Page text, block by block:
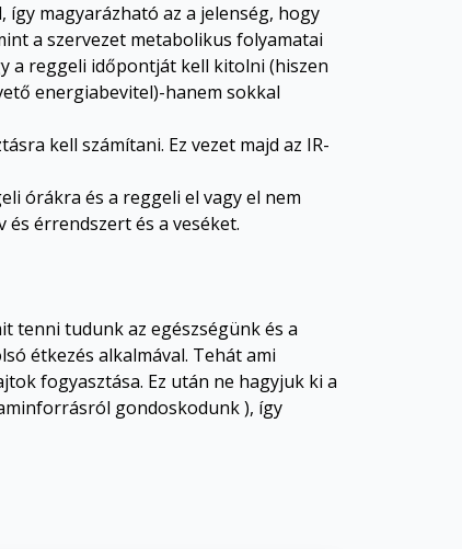
magyarázható az a jelenség, hogy
a szervezet metabolikus folyamatai
a reggeli időpontját kell kitolni (hiszen
energiabevitel)-hanem sokkal
kell számítani. Ez vezet majd az IR-
órákra és a reggeli el vagy el nem
érrendszert és a veséket.
tenni tudunk az egészségünk és a
étkezés alkalmával. Tehát ami
fogyasztása. Ez után ne hagyjuk ki a
gondoskodunk ), így